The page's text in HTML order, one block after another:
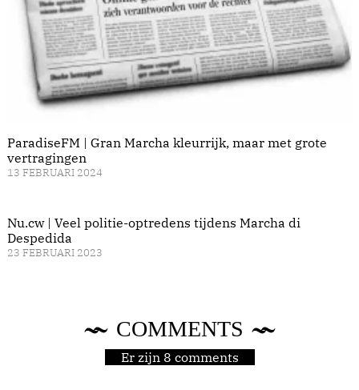
ParadiseFM | Gran Marcha kleurrijk, maar met grote
vertragingen
13 FEBRUARI 2024
Nu.cw | Veel politie-optredens tijdens Marcha di
Despedida
23 FEBRUARI 2023
COMMENTS
Er zijn 8 comments